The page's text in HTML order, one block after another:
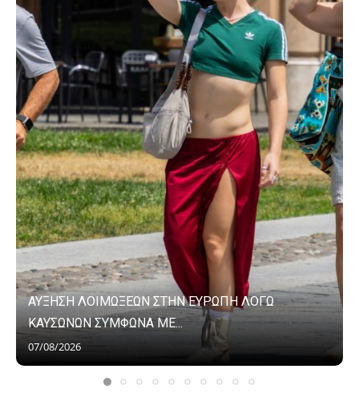
ΑΥΞΗΣΗ ΛΟΙΜΩΞΕΩΝ ΣΤΗΝ ΕΥΡΩΠΗ ΛΟΓΩ
ΚΑΥΣΩΝΩΝ ΣΥΜΦΩΝΑ ΜΕ...
07/08/2026